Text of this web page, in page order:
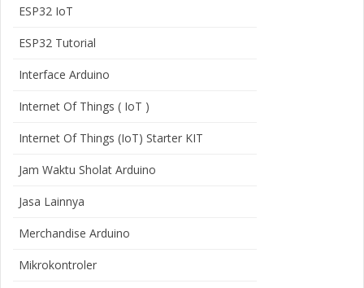
ESP32 IoT
ESP32 Tutorial
Interface Arduino
Internet Of Things ( IoT )
Internet Of Things (IoT) Starter KIT
Jam Waktu Sholat Arduino
Jasa Lainnya
Merchandise Arduino
Mikrokontroler